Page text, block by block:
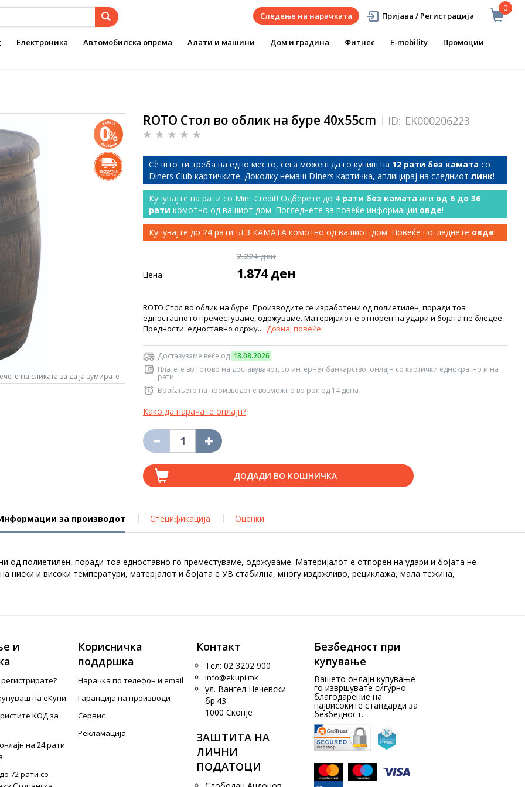
0
Следење на нарачката Пријава / Регистрација
Електроника Автомобилска опрема Алати и машини Дом и градина Фитнес E-mobility Промоции
на сликата за да ја зумирате
ROTO Стол во облик на буре 40x55cm ID: EK000206223
Сѐ што ти треба на едно место, сега можеш да го купиш на 12 рати без камата со
Diners Club картичките. Доколку немаш DIners картичка, аплицирај на следниот линк!
Купувајте на рати со Mint Credit! Одберете до 4 рати без камата или од 6 до 36
рати комотно од вашиот дом. Погледнете за повеќе информации овде!
Купувајте до 24 рати БЕЗ КАМАТА комотно од вашиот дом. Повеќе погледнете овде!
2.224 ден
Цена 1.874 ден
ROTO Стол во облик на буре. Производите се изработени од полиетилен, поради тоа
едноставно го преместуваме, одржуваме. Материјалот е отпорен на удари и бојата не бледее.
Предности: едноставно одржу... Дознај повеќе
Доставуваме веќе од 13.08.2026
Платете во готово на доставувачот, со интернет банкарство, онлајн со картички еднократно и на
рати
Враќањето на производот е возможно во рок од 14 дена
Како да нарачате онлајн?
ДОДАДИ ВО КОШНИЧКА
за производот Спецификација Оценки
од полиетилен, поради тоа едноставно го преместуваме, одржуваме. Материјалот е отпорен на удари и бојата не
ниски и високи температури, матерјалот и бојата е УВ стабилна, многу издржливо, рециклажа, мала тежина,
и
на еКупи
КОД за
на 24 рати
72 рати со
Корисничка
поддршка
Нарачка по телефон и еmail
Гаранција на производи
Сервис
Рекламација
Контакт
Тел: 02 3202 900
info@ekupi.mk
ул. Вангел Нечевски
бр.43
1000 Скопје
ЗАШТИТА НА
ЛИЧНИ
ПОДАТОЦИ
Безбедност при
купување
Вашето онлајн купување
го извршувате сигурно
благодарение на
највисоките стандарди за
безбедност.